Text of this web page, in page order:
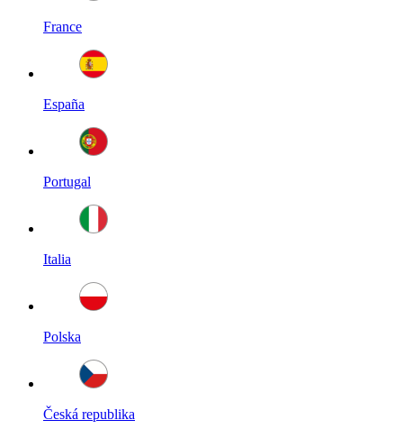
France
España
Portugal
Italia
Polska
Česká republika